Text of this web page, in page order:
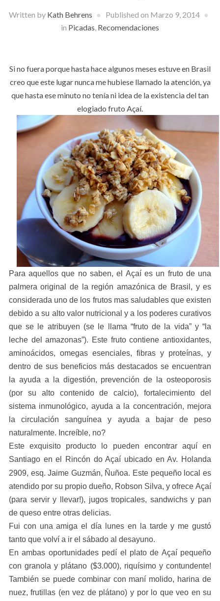
Written by Kath Behrens Published on Marzo 9, 2014
in Picadas, Recomendaciones
Si no fuera porque hasta hace algunos meses estuve en Brasil
creo que este lugar nunca me hubiese llamado la atención, ya
que hasta ese minuto no tenía ni idea de la existencia del tan
elogiado fruto Açaí.
Para aquellos que no saben, el Açaí es un fruto de una
palmera original de la región amazónica de Brasil, y es
considerada uno de los frutos mas saludables que existen
debido a su alto valor nutricional y a los poderes curativos
que se le atribuyen (se le llama “fruto de la vida” y “la
leche del amazonas”). Este fruto contiene antioxidantes,
aminoácidos, omegas esenciales, fibras y proteínas, y
dentro de sus beneficios más destacados se encuentran
la ayuda a la digestión, prevención de la osteoporosis
(por su alto contenido de calcio), fortalecimiento del
sistema inmunológico, ayuda a la concentración, mejora
la circulación sanguínea y ayuda a bajar de peso
naturalmente. Increíble, no?
Este exquisito producto lo pueden encontrar aquí en
Santiago enel Rincón do Açaí ubicado en Av. Holanda
2909, esq. Jaime Guzmán, Ñuñoa. Estepequeño local es
atendido por su propio dueño, Robson Silva, yofreceAçaí
(para servir y llevar!), jugos tropicales, sandwichs y pan
de queso entre otras delicias.
Fui con una amiga el día lunes en la tarde y me gustó
tanto que volví a ir el sábado al desayuno.
En ambas oportunidades pedí el plato de Açaí pequeño
con granola y plátano ($3.000), riquísimo y contundente!
También se puede combinar con maní molido, harina de
nuez, frutillas (en vez de plátano) y por lo que veo en su